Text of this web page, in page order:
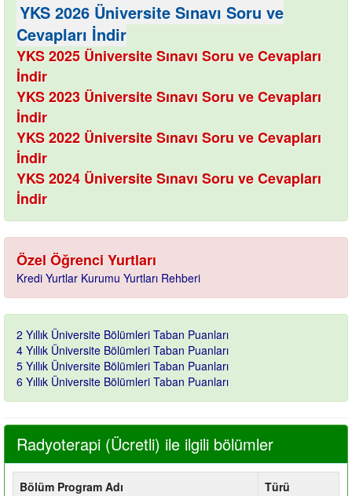
YKS 2026 Üniversite Sınavı Soru ve
Cevapları İndir
YKS 2025 Üniversite Sınavı Soru ve Cevapları
İndir
YKS 2023 Üniversite Sınavı Soru ve Cevapları
İndir
YKS 2022 Üniversite Sınavı Soru ve Cevapları
İndir
YKS 2024 Üniversite Sınavı Soru ve Cevapları
İndir
Özel Öğrenci Yurtları
Kredi Yurtlar Kurumu Yurtları Rehberi
2 Yıllık Üniversite Bölümleri Taban Puanları
4 Yıllık Üniversite Bölümleri Taban Puanları
5 Yıllık Üniversite Bölümleri Taban Puanları
6 Yıllık Üniversite Bölümleri Taban Puanları
Radyoterapi (Ücretli) ile ilgili bölümler
Bölüm Program Adı Türü